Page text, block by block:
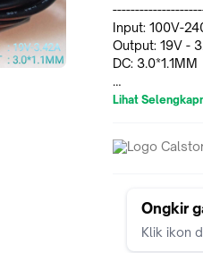
Input: 100V-
Output: 19V -
DC: 3.0*1.1MM
Garansi : 3
Melakukan
Bentuk Serta
Foto Yang Di
Barang
Diganti Baru,
Lihat
Ongkir
Klik ikon